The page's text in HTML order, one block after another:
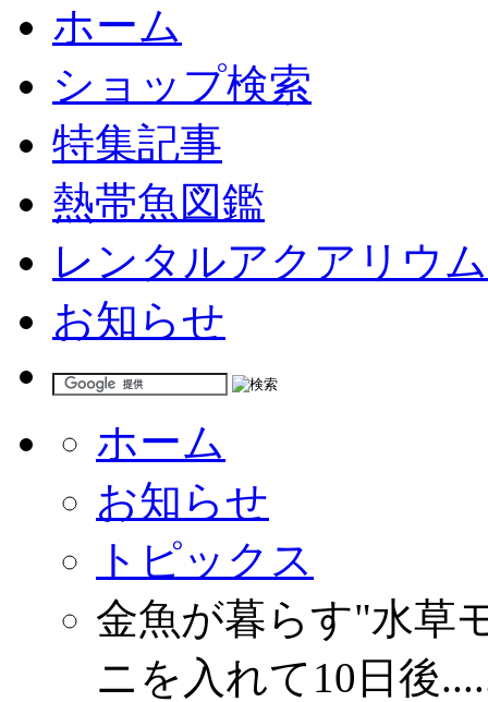
ホーム
ショップ検索
特集記事
熱帯魚図鑑
レンタルアクアリウム
お知らせ
ホーム
お知らせ
トピックス
金魚が暮らす"水草
ニを入れて10日後